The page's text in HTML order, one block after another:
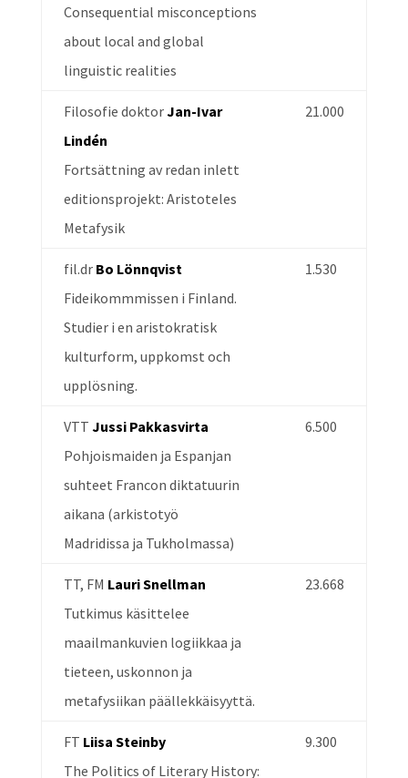
Consequential misconceptions
about local and global
linguistic realities
Filosofie doktorJan-Ivar
Lindén
Fortsättning av redan inlett
editionsprojekt: Aristoteles
Metafysik
21.000
fil.dr Bo Lönnqvist
Fideikommmissen i Finland.
Studier i en aristokratisk
kulturform, uppkomst och
upplösning.
1.530
VTT Jussi Pakkasvirta
Pohjoismaiden ja Espanjan
suhteet Francon diktatuurin
aikana (arkistotyö
Madridissa ja Tukholmassa)
6.500
TT, FM Lauri Snellman
Tutkimus käsittelee
maailmankuvien logiikkaa ja
tieteen, uskonnon ja
metafysiikan päällekkäisyyttä.
23.668
FT Liisa Steinby
The Politics of Literary History:
9.300